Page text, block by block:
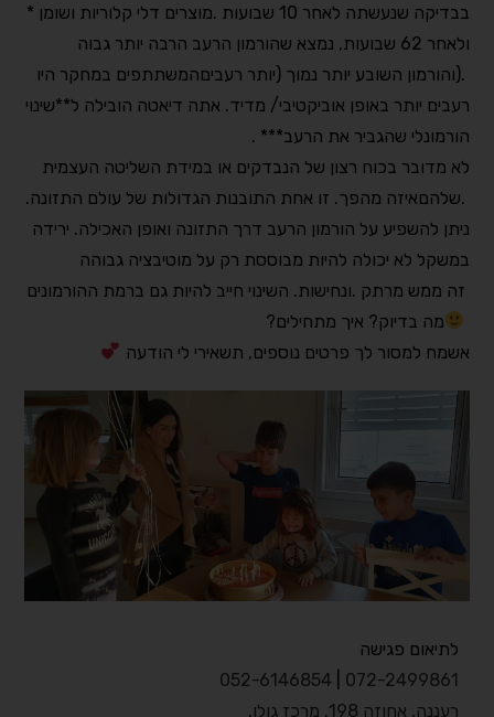
* מוצרים דלי קלוריות ושומן. בבדיקה שנעשתה לאחר 10 שבועות
ולאחר 62 שבועות, נמצא שהורמון הרעב הרבה יותר גבוה
והורמון השובע יותר נמוך (יותר רעבים).
המשתתפים במחקר היו
רעבים יותר באופן אוביקטיבי/ מדיד. אתה דיאטה הובילה ל**שינוי
הורמונלי שהגביר את הרעב*** .
לא מדובר בכוח רצון של הנבדקים או במידת השליטה העצמית
שלהם. איזה מהפך. זו אחת התובנות הגדולות של עולם התזונה.
ניתן להשפיע על הורמון הרעב דרך התזונה ואופן האכילה. ירידה
במשקל לא יכולה להיות מבוססת רק על מוטיבציה גבוהה
ונחישות. השינוי חייב להיות גם ברמת ההורמונים. זה ממש מרתק
מה בדיוק? איך מתחילים?
אשמח למסור לך פרטים נוספים, תשאירי לי הודעה
לתיאום פגישה
072-2499861
052-6146854
רעננה, אחוזה 198. מרכז גולן
.